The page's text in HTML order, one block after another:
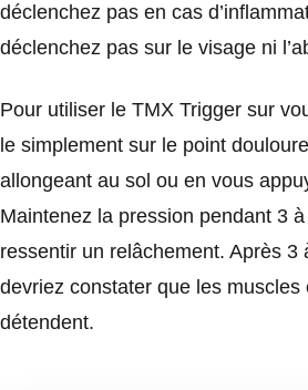
déclenchez pas en cas
déclenchez pas sur le visage ni
Pour utiliser le TMX Trigger sur
le simplement sur le point
allongeant au sol ou en vous
Maintenez la pression pendant 3
ressentir un relâchement. Après 3
devriez constater que les muscles
détendent.